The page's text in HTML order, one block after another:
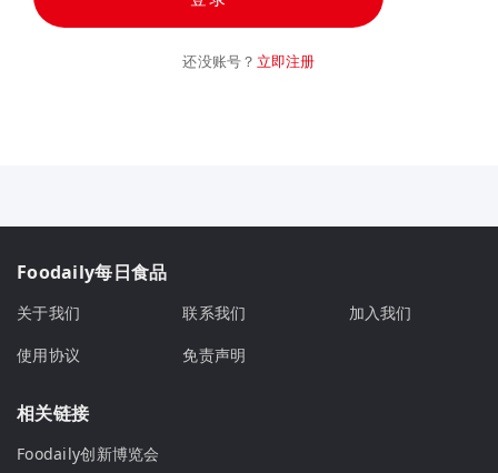
还没账号？ 立即注册
Foodaily每日食品
关于我们 联系我们
加入我们
使用协议
免责声明
相关链接
Foodaily创新博览会